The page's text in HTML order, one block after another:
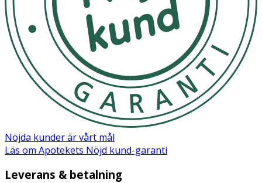
Förvara i rumstemperatur
OK för gravida och ammande:
Ingredienser:
Klorhexidindiglukonat (0,15%) Tris-EDTA pH 8.0
Säkerhetsdatablad (PDF)
Nöjda kunder är vårt mål
Läs om Apotekets Nöjd kund-garanti
Leverans & betalning